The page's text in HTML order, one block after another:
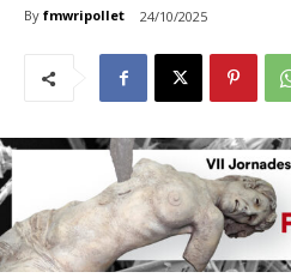
By fmwripollet 24/10/2025